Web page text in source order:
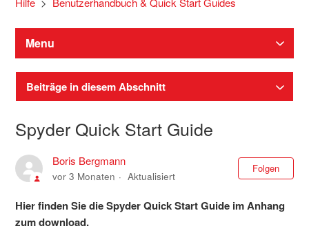
Menu
Beiträge in diesem Abschnitt
Spyder Quick Start Guide
Boris Bergmann
vor 3 Monaten Aktualisiert
Folgen
Hier finden Sie die Spyder Quick Start Guide im Anhang
zum download.